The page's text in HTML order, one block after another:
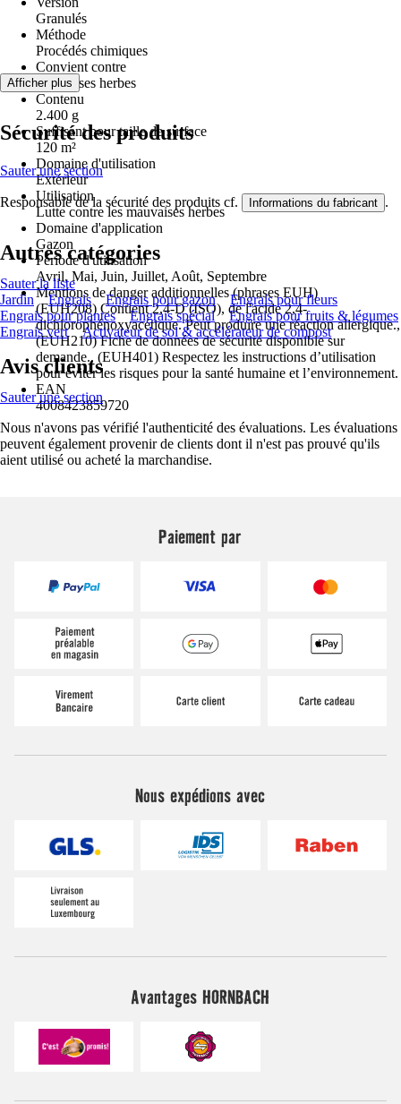
Granulés
Méthode
Procédés chimiques
Convient contre
Mauvaises herbes
Contenu
2.400 g
Suffisant pour taille de surface
120 m²
Domaine d'utilisation
Extérieur
Utilisation
Lutte contre les mauvaises herbes
Domaine d'application
Gazon
Période d'utilisation
Avril, Mai, Juin, Juillet, Août, Septembre
Mentions de danger additionnelles (phrases EUH)
(EUH208) Contient 2,4-D (ISO), de l'acide 2,4-
dichlorophénoxyacétique. Peut produire une réaction allergique.,
(EUH210) Fiche de données de sécurité disponible sur
demande., (EUH401) Respectez les instructions d’utilisation
pour éviter les risques pour la santé humaine et l’environnement.
EAN
4008423859720
Afficher plus
Sécurité des produits
Sauter une section
Responsable de la sécurité des produits cf. Informations du fabricant .
Autres catégories
Sauter la liste
Jardin
Engrais Engrais pour gazon
Engrais pour fleurs
Engrais pour plantes
Engrais spécial
Engrais pour fruits & légumes
Engrais vert
Activateur de sol & accélérateur de compost
Avis clients
Sauter une section
Nous n'avons pas vérifié l'authenticité des évaluations. Les évaluations
peuvent également provenir de clients dont il n'est pas prouvé qu'ils
aient utilisé ou acheté la marchandise.
Paiement par
Nous expédions avec
Avantages HORNBACH